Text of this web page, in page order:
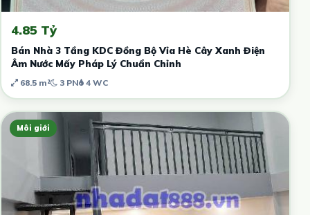
4.85 Tỷ
Bán Nhà 3 Tầng KDC Đồng Bộ Vỉa Hè Cây Xanh Điện
Âm Nước Mấy Pháp Lý Chuẩn Chỉnh
68.5 m² 3 PN 4 WC
Môi giới